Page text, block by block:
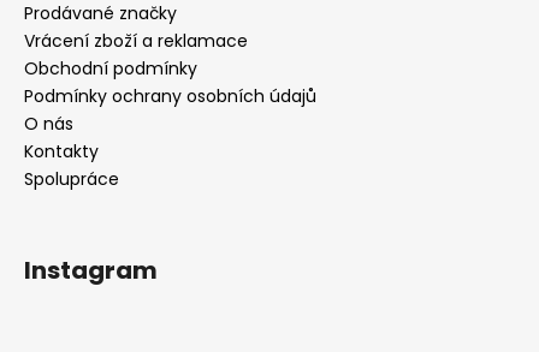
Prodávané značky
Vrácení zboží a reklamace
Obchodní podmínky
Podmínky ochrany osobních údajů
O nás
Kontakty
Spolupráce
Instagram